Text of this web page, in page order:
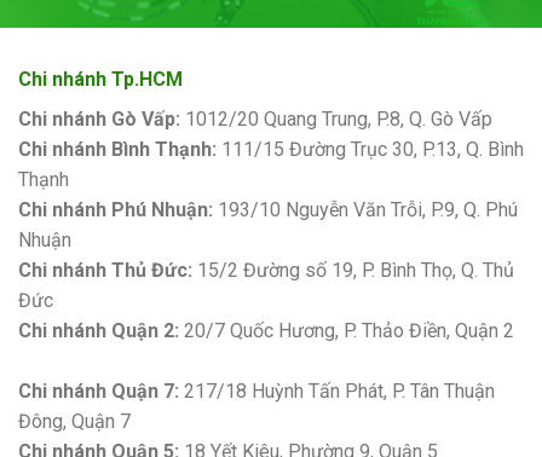
Chi nhánh Tp.HCM
Chi nhánh Gò Vấp: 1012/20 Quang Trung, P.8, Q. Gò Vấp
Chi nhánh Bình Thạnh: 111/15 Đường Trục 30, P.13, Q. Bình
Thạnh
Chi nhánh Phú Nhuận: 193/10 Nguyễn Văn Trỗi, P.9, Q. Phú
Nhuận
Chi nhánh Thủ Đức: 15/2 Đường số 19, P. Bình Thọ, Q. Thủ
Đức
Chi nhánh Quận 2: 20/7 Quốc Hương, P. Thảo Điền, Quận 2
Chi nhánh Quận 7: 217/18 Huỳnh Tấn Phát, P. Tân Thuận
Đông, Quận 7
Chi nhánh Quận 5: 18 Yết Kiêu, Phường 9, Quận 5